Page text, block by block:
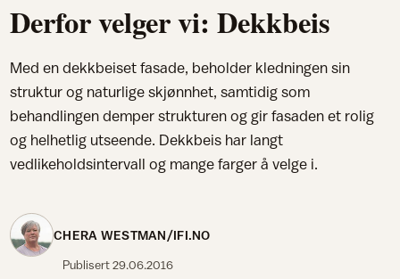
Derfor velger vi: Dekkbeis
Med en dekkbeiset fasade, beholder kledningen sin
struktur og naturlige skjønnhet, samtidig som
behandlingen demper strukturen og gir fasaden et rolig
og helhetlig utseende. Dekkbeis har langt
vedlikeholdsintervall og mange farger å velge i.
CHERA WESTMAN/IFI.NO
Publisert29.06.2016